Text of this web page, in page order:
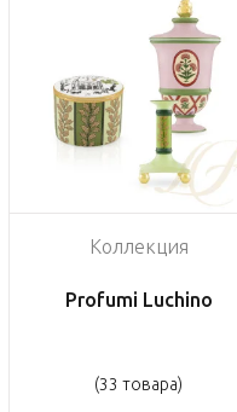
Коллекция
Profumi Luchino
(33 товара)